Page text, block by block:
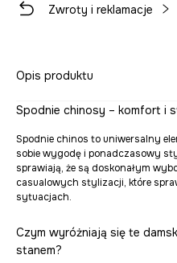
Zwroty i reklamacje
Opis produktu
Spodnie chinosy – komfort i
Spodnie chinos to uniwersalny
sobie wygodę i ponadczasowy
sprawiają, że są doskonałym
casualowych stylizacji, które
sytuacjach.
Czym wyróżniają się te
stanem?